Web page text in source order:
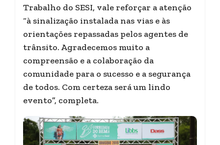
Trabalho do SESI, vale reforçar a atenção
“à sinalização instalada nas vias e às
orientações repassadas pelos agentes de
trânsito. Agradecemos muito a
compreensão e a colaboração da
comunidade para o sucesso e a segurança
de todos. Com certeza será um lindo
evento”, completa.